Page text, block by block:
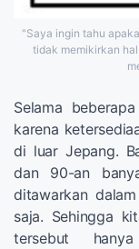
"Saya ingin tahu
tidak memikirkan
Selama
karena
di luar Jepang.
dan 90-an
ditawarkan
saja. Sehingga
tersebut